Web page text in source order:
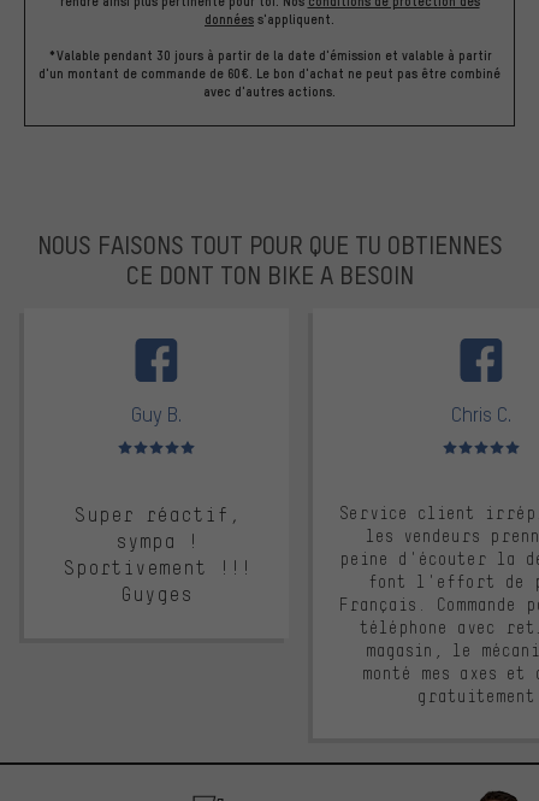
données s'appliquent.
*Valable pendant 30 jours à partir de la date d'émission et valable à partir
d'un montant de commande de 60€. Le bon d'achat ne peut pas être combiné
avec d'autres actions.
NOUS FAISONS TOUT POUR QUE TU OBTIENNES
CE DONT TON BIKE A BESOIN
Guy B.
Note moyenne : 5 sur 5
Super réactif,
sympa !
Sportivement !!!
Guyges
Chris C.
Note moyenne :
Service client
les vendeurs
peine d'écouter la
font l'effort de
Français. Commande
téléphone avec
magasin, le
monté mes axes et